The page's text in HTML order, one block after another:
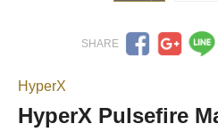
HyperX
HyperX Pulsefire